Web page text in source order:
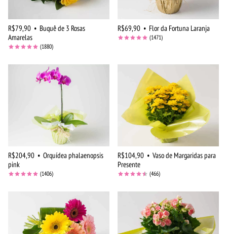
R$79,90 • Buquê de 3 Rosas
Amarelas
(1880)
R$69,90 • Flor da Fortuna Laranja
(1471)
R$204,90 • Orquídea phalaenopsis
pink
(1406)
R$104,90 • Vaso de Margaridas para
Presente
(466)